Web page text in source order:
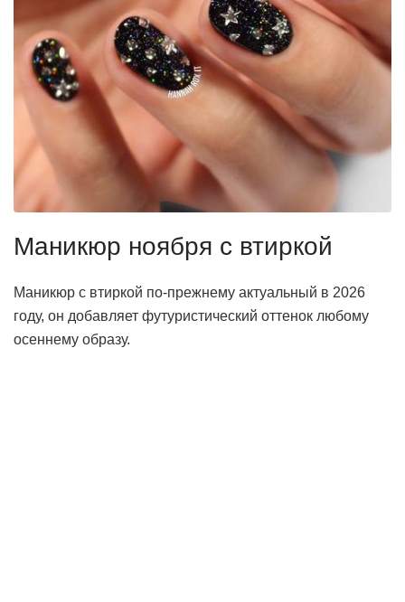
Маникюр ноября с втиркой
Маникюр с втиркой по-прежнему актуальный в 2026
году, он добавляет футуристический оттенок любому
осеннему образу.